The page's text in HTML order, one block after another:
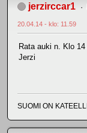
jerzirccar1
20.04.14 - klo: 11.59
Rata auki n. Klo 14
Jerzi
SUOMI ON